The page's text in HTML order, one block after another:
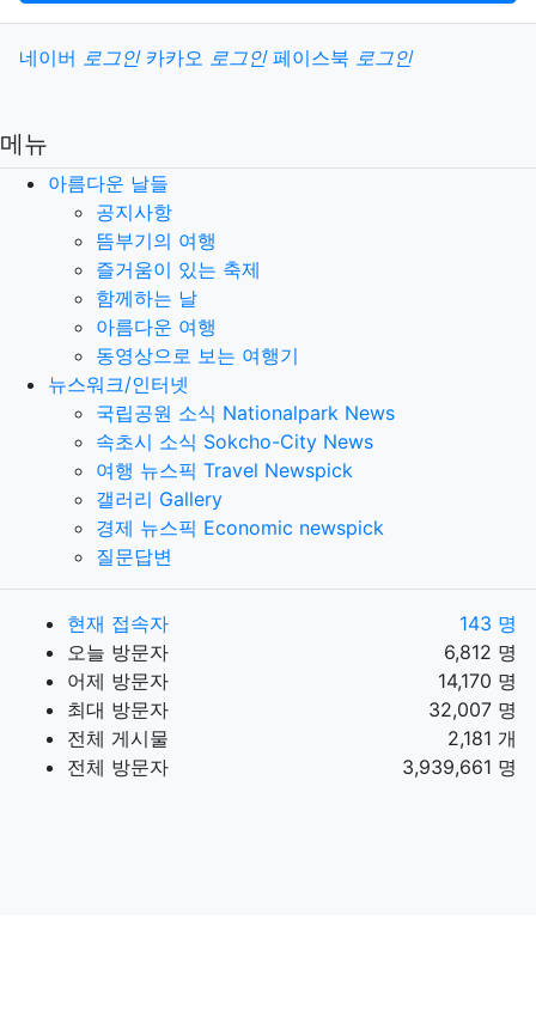
소셜계정으로 로그인
네이버 로그인 카카오 로그인 페이스북 로그인
메뉴
아름다운 날들
공지사항
뜸부기의 여행
즐거움이 있는 축제
함께하는 날
아름다운 여행
동영상으로 보는 여행기
뉴스워크/인터넷
국립공원 소식 Nationalpark News
속초시 소식 Sokcho-City News
여행 뉴스픽 Travel Newspick
갤러리 Gallery
경제 뉴스픽 Economic newspick
질문답변
현재 접속자
143 명
오늘 방문자
6,812 명
어제 방문자
14,170 명
최대 방문자
32,007 명
전체 게시물
2,181 개
전체 방문자
3,939,661 명